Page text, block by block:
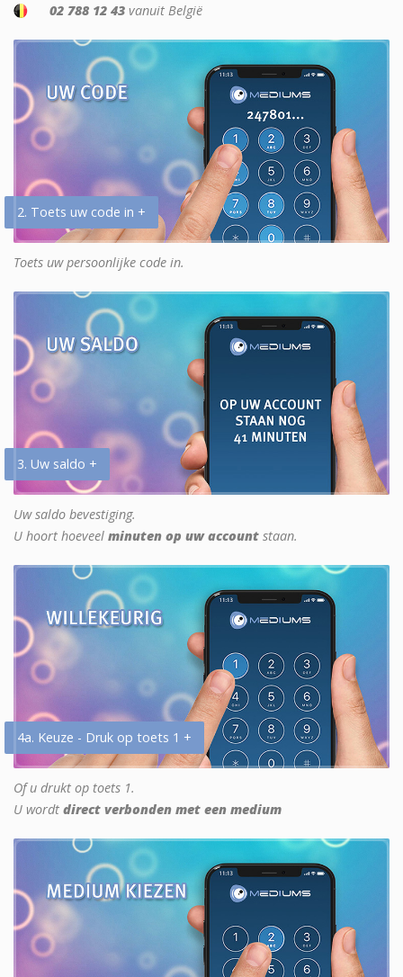
02 788 12 43 vanuit België
2. Toets uw code in +
Toets uw persoonlijke code in.
3. Uw saldo +
Uw saldo bevestiging.
U hoort hoeveel minuten op uw account staan.
4a. Keuze - Druk op toets 1 +
Of u drukt op toets 1.
U wordt direct verbonden met een medium